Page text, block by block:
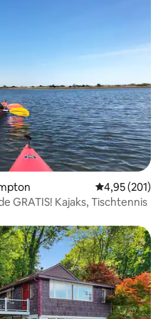
4,95 (201)
GRATIS! Kajaks, Tischtennis